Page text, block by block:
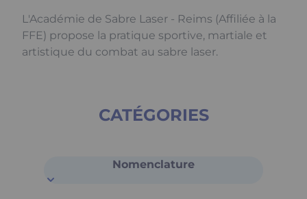
L'Académie de Sabre Laser - Reims (Affiliée à la
FFE) propose la pratique sportive, martiale et
artistique du combat au sabre laser.
CATÉGORIES
Nomenclature